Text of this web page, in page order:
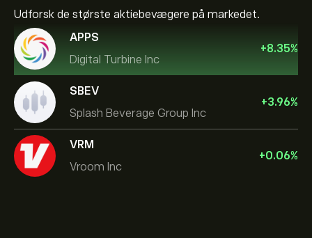
Udforsk de største aktiebevægere på markedet.
APPS
Digital Turbine Inc
+8.35%
SBEV
Splash Beverage Group Inc
+3.96%
VRM
Vroom Inc
+0.06%